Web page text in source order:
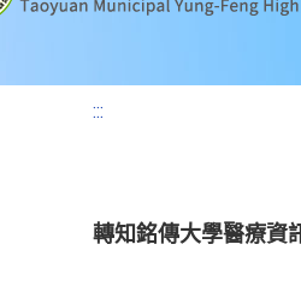
:::
轉知銘傳大學醫療資